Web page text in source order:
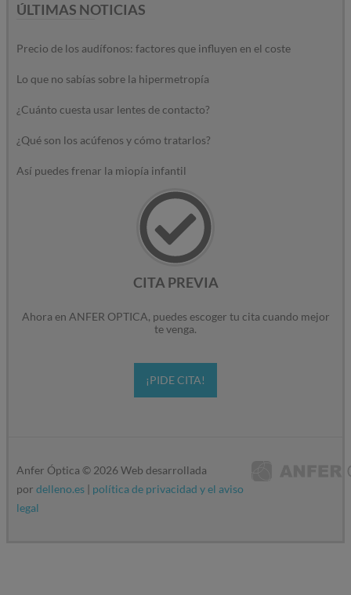
ÚLTIMAS NOTICIAS
Precio de los audífonos: factores que influyen en el coste
Lo que no sabías sobre la hipermetropía
¿Cuánto cuesta usar lentes de contacto?
¿Qué son los acúfenos y cómo tratarlos?
Así puedes frenar la miopía infantil
CITA PREVIA
Ahora en ANFER OPTICA, puedes escoger tu cita cuando mejor
te venga.
¡PIDE CITA!
Anfer Óptica © 2026Web desarrollada
por delleno.es
política de privacidad y el aviso
legal